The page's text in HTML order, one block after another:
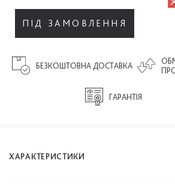
ПІД ЗАМОВЛЕННЯ
ГАРАНТІЯ
БЕЗКОШТОВНА ДОСТАВКА
ХАРАКТЕРИСТИКИ